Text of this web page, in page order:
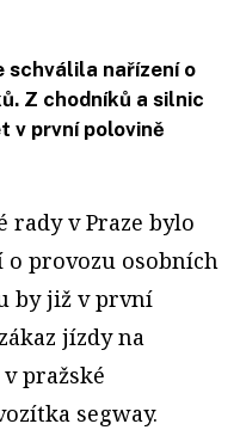
schválila nařízení o
Z chodníků a silnic
v první polovině
rady v Praze bylo
o provozu osobních
by již v první
jízdy na
pražské
segway.